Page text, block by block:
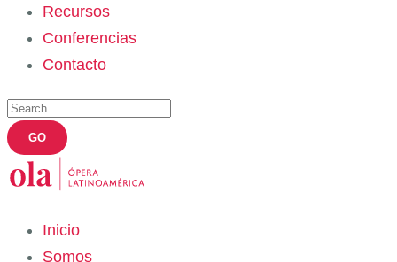
Recursos
Conferencias
Contacto
Inicio
Somos